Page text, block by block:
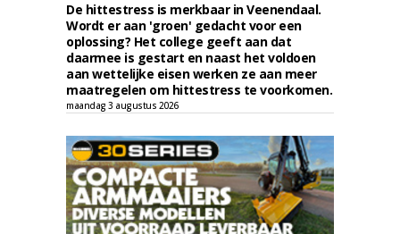
De hittestress is merkbaar in Veenendaal.
Wordt er aan 'groen' gedacht voor een
oplossing? Het college geeft aan dat
daarmee is gestart en naast het voldoen
aan wettelijke eisen werken ze aan meer
maatregelen om hittestress te voorkomen.
maandag 3 augustus 2026